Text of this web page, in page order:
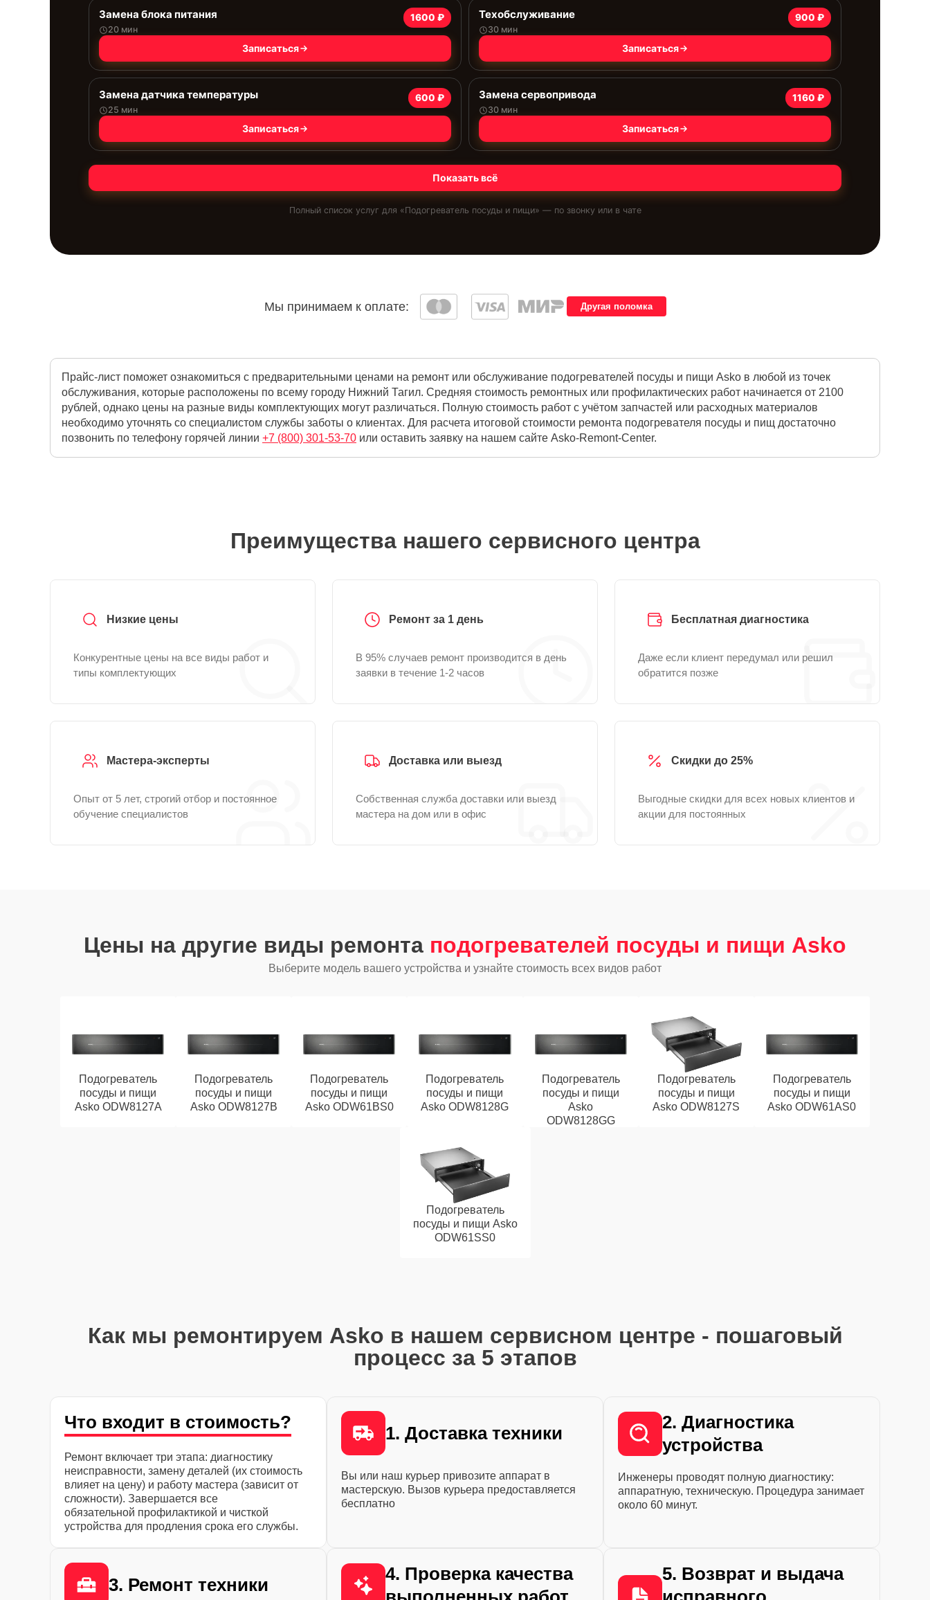
Замена блока питания
20 мин
1600 ₽
Записаться
Техобслуживание
30 мин
900 ₽
Записаться
Замена датчика температуры
25 мин
600 ₽
Записаться
Замена сервопривода
30 мин
1160 ₽
Записаться
Показать всё
Полный список услуг для «Подогреватель посуды и пищи» — по звонку или в чате
Мы принимаем к оплате: Другая поломка
Прайс-лист поможет ознакомиться с предварительными ценами на ремонт или обслуживание подогревателей посуды и пищи Asko в любой из точек
обслуживания, которые расположены по всему городу Нижний Тагил. Средняя стоимость ремонтных или профилактических работ начинается от 2100
рублей, однако цены на разные виды комплектующих могут различаться. Полную стоимость работ с учётом запчастей или расходных материалов
необходимо уточнять со специалистом службы заботы о клиентах. Для расчета итоговой стоимости ремонта подогревателя посуды и пищ достаточно
позвонить по телефону горячей линии +7 (800) 301-53-70 или оставить заявку на нашем сайте Asko-Remont-Center.
Преимущества нашего сервисного центра
Низкие цены
Конкурентные цены на все виды работ и
типы комплектующих
Ремонт за 1 день
В 95% случаев ремонт производится в день
заявки в течение 1-2 часов
Бесплатная диагностика
Даже если клиент передумал или решил
обратится позже
Мастера-эксперты
Опыт от 5 лет, строгий отбор и постоянное
обучение специалистов
Доставка или выезд
Собственная служба доставки или выезд
мастера на дом или в офис
Скидки до 25%
Выгодные скидки для всех новых клиентов и
акции для постоянных
Цены на другие виды ремонта подогревателей посуды и пищи Asko
Выберите модель вашего устройства и узнайте стоимость всех видов работ
Подогреватель
посуды и пищи
Asko ODW8127A
Подогреватель
посуды и пищи
Asko ODW8127B
Подогреватель
посуды и пищи
Asko ODW61BS0
Подогреватель
посуды и пищи
Asko ODW8128G
Подогреватель
посуды и пищи
Asko
ODW8128GG
Подогреватель
посуды и пищи
Asko ODW8127S
Подогреватель
посуды и пищи
Asko ODW61AS0
Подогреватель
посуды и пищи Asko
ODW61SS0
Как мы ремонтируем Asko в нашем сервисном центре - пошаговый
процесс за 5 этапов
Что входит в стоимость?
Ремонт включает три этапа: диагностику
неисправности, замену деталей (их стоимость
влияет на цену) и работу мастера (зависит от
сложности). Завершается все
обязательной профилактикой и чисткой
устройства для продления срока его службы.
1. Доставка техники
Вы или наш курьер привозите аппарат в
мастерскую. Вызов курьера предоставляется
бесплатно
2. Диагностика
устройства
Инженеры проводят полную диагностику:
аппаратную, техническую. Процедура занимает
около 60 минут.
3. Ремонт техники
4. Проверка качества
5. Возврат и выдача